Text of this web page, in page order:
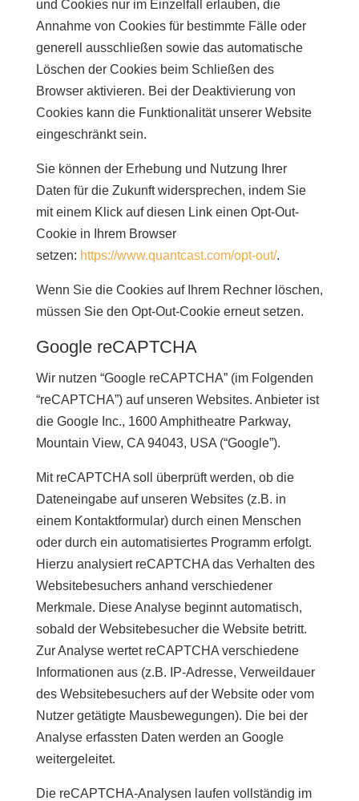
und Cookies nur im Einzelfall erlauben, die
Annahme von Cookies für bestimmte Fälle oder
generell ausschließen sowie das automatische
Löschen der Cookies beim Schließen des
Browser aktivieren. Bei der Deaktivierung von
Cookies kann die Funktionalität unserer Website
eingeschränkt sein.
Sie können der Erhebung und Nutzung Ihrer
Daten für die Zukunft widersprechen, indem Sie
mit einem Klick auf diesen Link einen Opt-Out-
Cookie in Ihrem Browser
setzen: https://www.quantcast.com/opt-out/.
Wenn Sie die Cookies auf Ihrem Rechner löschen,
müssen Sie den Opt-Out-Cookie erneut setzen.
Google reCAPTCHA
Wir nutzen “Google reCAPTCHA” (im Folgenden
“reCAPTCHA”) auf unseren Websites. Anbieter ist
die Google Inc., 1600 Amphitheatre Parkway,
Mountain View, CA 94043, USA (“Google”).
Mit reCAPTCHA soll überprüft werden, ob die
Dateneingabe auf unseren Websites (z.B. in
einem Kontaktformular) durch einen Menschen
oder durch ein automatisiertes Programm erfolgt.
Hierzu analysiert reCAPTCHA das Verhalten des
Websitebesuchers anhand verschiedener
Merkmale. Diese Analyse beginnt automatisch,
sobald der Websitebesucher die Website betritt.
Zur Analyse wertet reCAPTCHA verschiedene
Informationen aus (z.B. IP-Adresse, Verweildauer
des Websitebesuchers auf der Website oder vom
Nutzer getätigte Mausbewegungen). Die bei der
Analyse erfassten Daten werden an Google
weitergeleitet.
Die reCAPTCHA-Analysen laufen vollständig im